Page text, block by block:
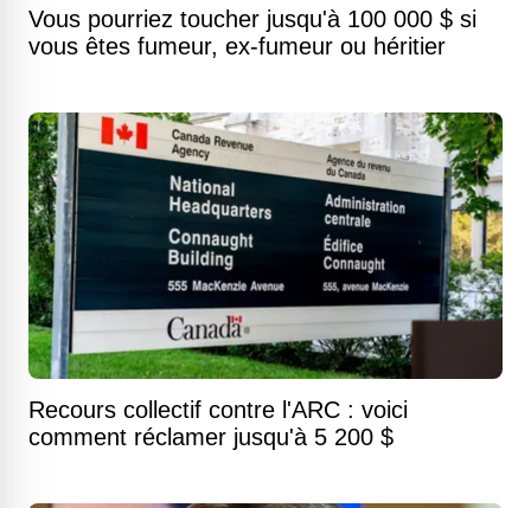
Vous pourriez toucher jusqu'à 100 000 $ si
vous êtes fumeur, ex-fumeur ou héritier
Recours collectif contre l'ARC : voici
comment réclamer jusqu'à 5 200 $